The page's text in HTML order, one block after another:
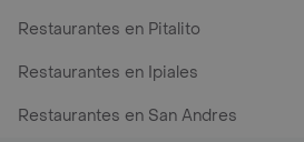
Restaurantes en Pitalito
Restaurantes en Ipiales
Restaurantes en San Andres